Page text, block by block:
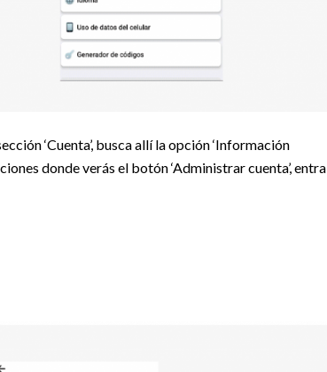
‘Cuenta’, busca allí la opción ‘Información
donde verás el botón ‘Administrar cuenta’, entra